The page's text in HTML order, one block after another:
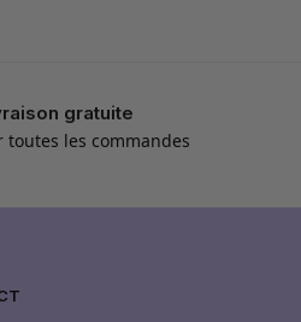
gratuite
toutes les commandes